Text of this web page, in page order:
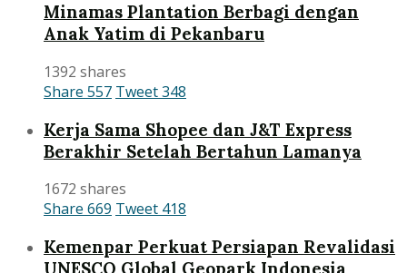
Minamas Plantation Berbagi dengan
Anak Yatim di Pekanbaru
1392 shares
Share 557 Tweet348
Kerja Sama Shopee dan J&T Express
Berakhir Setelah Bertahun Lamanya
1672 shares
Share 669 Tweet 418
Kemenpar Perkuat Persiapan Revalidasi
UNESCO Global Geopark Indonesia